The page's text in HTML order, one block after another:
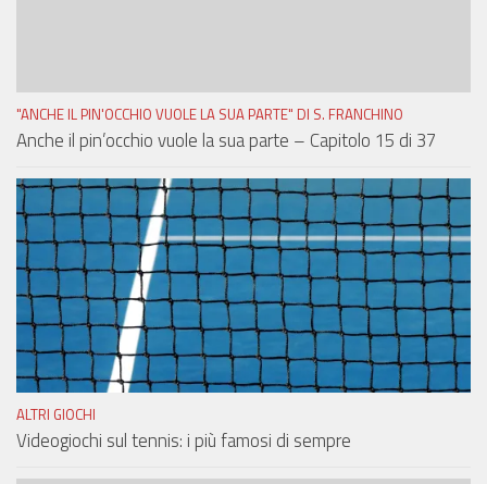
"ANCHE IL PIN'OCCHIO VUOLE LA SUA PARTE" DI S. FRANCHINO
Anche il pin’occhio vuole la sua parte – Capitolo 15 di 37
ALTRI GIOCHI
Videogiochi sul tennis: i più famosi di sempre